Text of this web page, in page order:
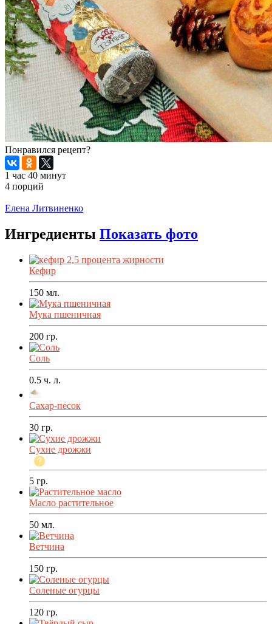
Понравился рецепт?
1 час 40 минут
4 порций
Елена Литвиненко
Ингредиенты Показать фото
Кефир
150 мл.
Мука пшеничная
200 гр.
Соль
0.5 ч. л.
Сахар-песок
30 гр.
Сухие дрожжи
5 гр.
Масло растительное
50 мл.
Ветчина
150 гр.
Соленые огурцы
120 гр.